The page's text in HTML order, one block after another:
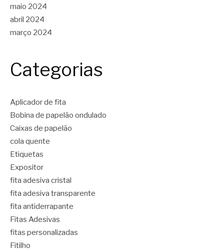
maio 2024
abril 2024
março 2024
Categorias
Aplicador de fita
Bobina de papelão ondulado
Caixas de papelão
cola quente
Etiquetas
Expositor
fita adesiva cristal
fita adesiva transparente
fita antiderrapante
Fitas Adesivas
fitas personalizadas
Fitilho